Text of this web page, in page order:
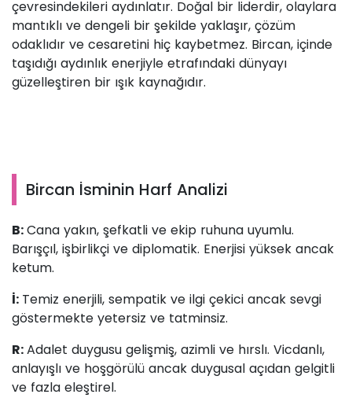
çevresindekileri aydınlatır. Doğal bir liderdir, olaylara
mantıklı ve dengeli bir şekilde yaklaşır, çözüm
odaklıdır ve cesaretini hiç kaybetmez. Bircan, içinde
taşıdığı aydınlık enerjiyle etrafındaki dünyayı
güzelleştiren bir ışık kaynağıdır.
Bircan İsminin Harf Analizi
B:Cana yakın, şefkatli ve ekip ruhuna uyumlu.
Barışçıl, işbirlikçi ve diplomatik. Enerjisi yüksek ancak
ketum.
İ: Temiz enerjili, sempatik ve ilgi çekici ancak sevgi
göstermekte yetersiz ve tatminsiz.
R:Adalet duygusu gelişmiş, azimli ve hırslı. Vicdanlı,
anlayışlı ve hoşgörülü ancak duygusal açıdan gelgitli
ve fazla eleştirel.